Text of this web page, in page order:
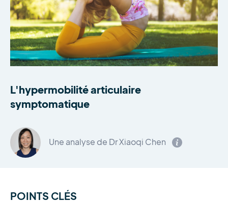
L'hypermobilité articulaire
symptomatique
Une analyse de Dr Xiaoqi Chen
POINTS CLÉS